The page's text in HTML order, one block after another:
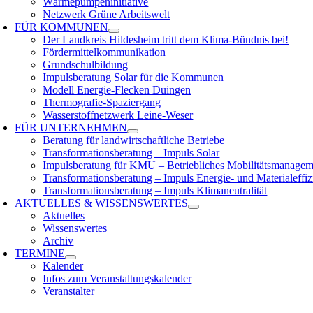
Netzwerk Grüne Arbeitswelt
FÜRKOMMUNEN
Der Landkreis Hildesheim tritt dem Klima-Bündnis bei!
Fördermittelkommunikation
Grundschulbildung
Impulsberatung Solar für die Kommunen
Modell Energie-Flecken Duingen
Thermografie-Spaziergang
Wasserstoffnetzwerk Leine-Weser
FÜRUNTERNEHMEN
Beratung für landwirtschaftliche Betriebe
Transformationsberatung – Impuls Solar
Impulsberatung für KMU – Betriebliches
Transformationsberatung – Impuls Energie- und
Transformationsberatung – Impuls Klimaneutralität
AKTUELLES &WISSENSWERTES
Aktuelles
Wissenswertes
Archiv
TERMINE
Kalender
Infos zum Veranstaltungskalender
Veranstalter